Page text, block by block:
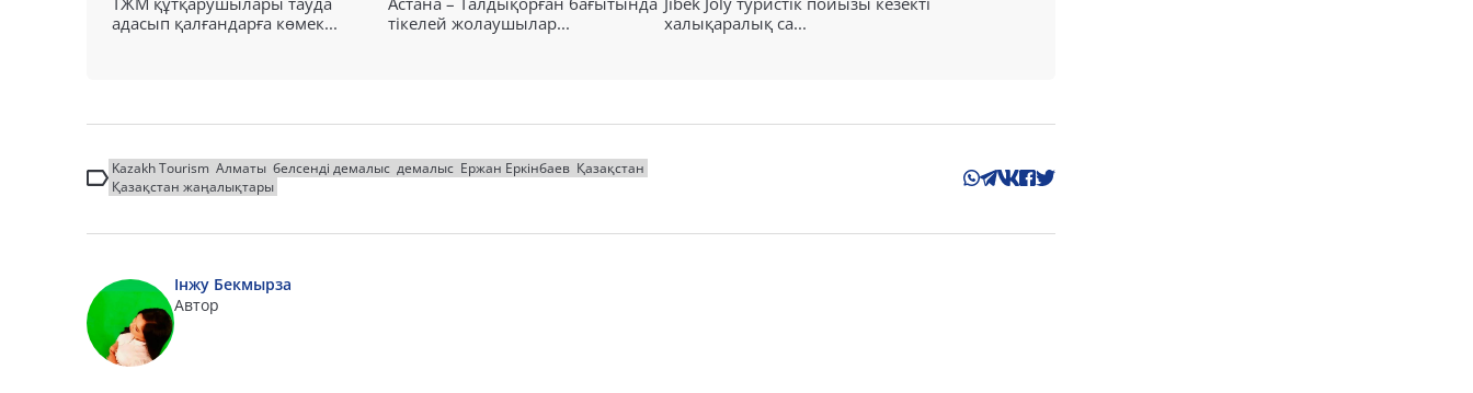
адасып қалғандарға көмек...
тікелей жолаушылар...
халықаралық са...
Kazakh Tourism Алматы белсенді демалыс демалыс Ержан Еркінбаев Қазақстан
Қазақстан жаңалықтары
Інжу Бекмырза
Автор